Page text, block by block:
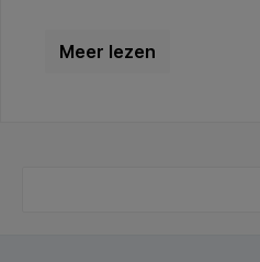
maakt de emaille